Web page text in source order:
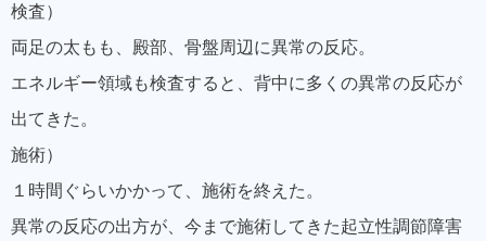
検査）
両足の太もも、殿部、骨盤周辺に異常の反応。
エネルギー領域も検査すると、背中に多くの異常の反応が
出てきた。
施術）
１時間ぐらいかかって、施術を終えた。
異常の反応の出方が、今まで施術してきた起立性調節障害